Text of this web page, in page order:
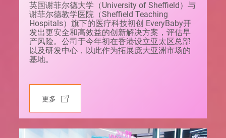
英国谢菲尔德大学（University of Sheffield）与
谢菲尔德教学医院（Sheffield Teaching
Hospitals）旗下的医疗科技初创 EveryBaby开
发出更安全和高效益的创新解决方案，评估早
产风险。公司于今年初在香港设立亚太区总部
以及研发中心，以此作为拓展庞大亚洲市场的
基地。
更多